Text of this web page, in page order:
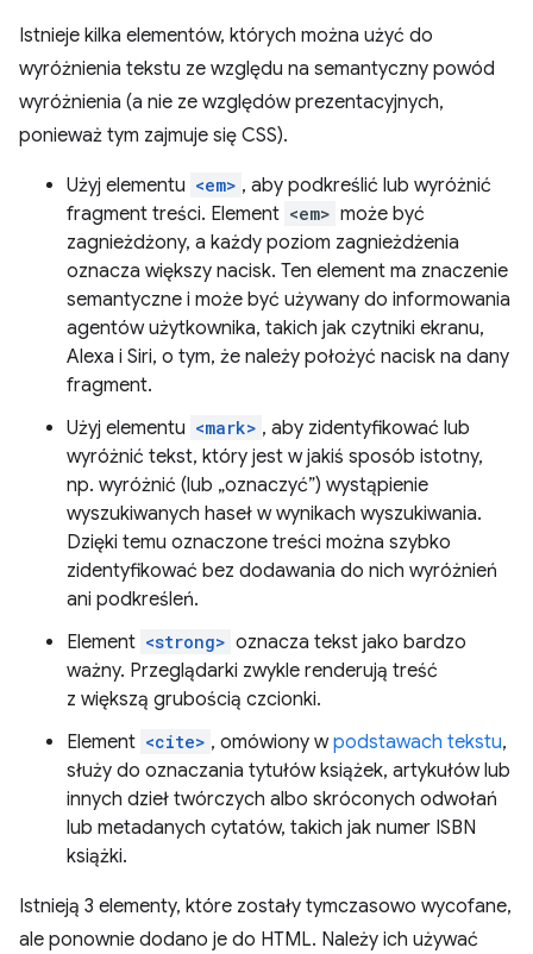
Istnieje kilka elementów, których można użyć do
wyróżnienia tekstu ze względu na semantyczny powód
wyróżnienia (a nie ze względów prezentacyjnych,
ponieważ tym zajmuje się CSS).
Użyj elementu <em> , aby podkreślić lub wyróżnić
fragment treści. Element <em> może być
zagnieżdżony, a każdy poziom zagnieżdżenia
oznacza większy nacisk. Ten element ma znaczenie
semantyczne i może być używany do informowania
agentów użytkownika, takich jak czytniki ekranu,
Alexa i Siri, o tym, że należy położyć nacisk na dany
fragment.
Użyj elementu <mark> , aby zidentyfikować lub
wyróżnić tekst, który jest w jakiś sposób istotny,
np. wyróżnić (lub „oznaczyć”) wystąpienie
wyszukiwanych haseł w wynikach wyszukiwania.
Dzięki temu oznaczone treści można szybko
zidentyfikować bez dodawania do nich wyróżnień
ani podkreśleń.
Element <strong> oznacza tekst jako bardzo
ważny. Przeglądarki zwykle renderują treść
z większą grubością czcionki.
Element <cite> , omówiony wpodstawach tekstu,
służy do oznaczania tytułów książek, artykułów lub
innych dzieł twórczych albo skróconych odwołań
lub metadanych cytatów, takich jak numer ISBN
książki.
Istnieją 3 elementy, które zostały tymczasowo wycofane,
ale ponownie dodano je do HTML. Należy ich używać